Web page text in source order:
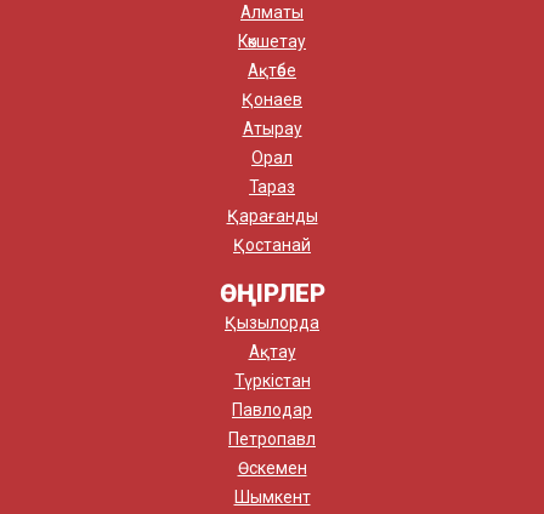
Алматы
Көкшетау
Ақтөбе
Қонаев
Атырау
Орал
Тараз
Қарағанды
Қостанай
ӨҢІРЛЕР
Қызылорда
Ақтау
Түркістан
Павлодар
Петропавл
Өскемен
Шымкент